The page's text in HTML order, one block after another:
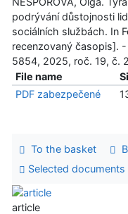
podrývání důstojnosti
sociálních službách. In
recenzovaný časopis].
5854, 2025, roč. 19, č.
File name
PDF zabezpečené
To the basket
Selected documents
article